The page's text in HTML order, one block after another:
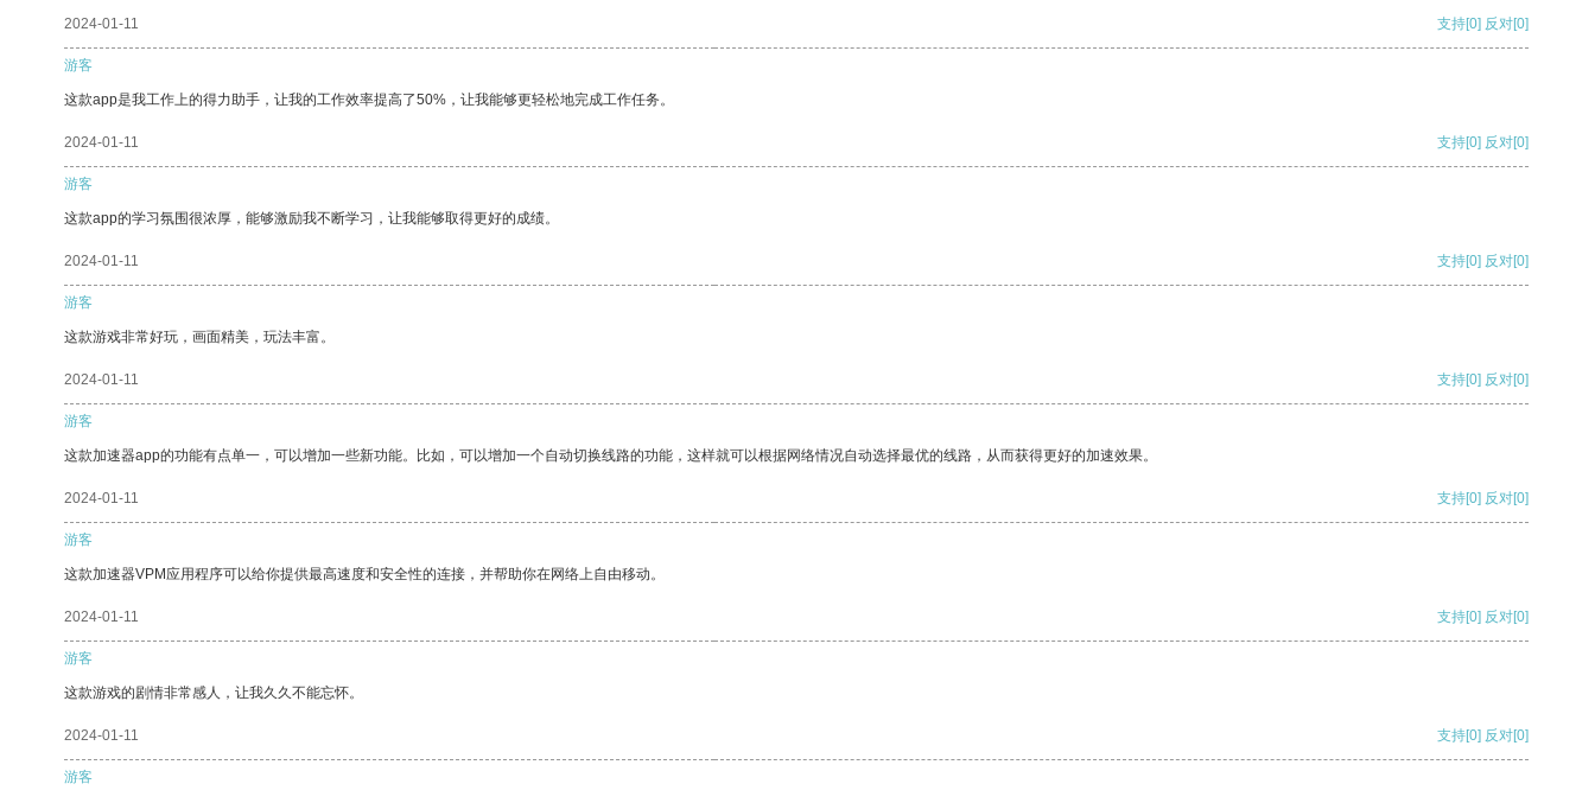
2024-01-11 支持[0] 反对[0]
游客
这款app是我工作上的得力助手，让我的工作效率提高了50%，让我能够更轻松地完成工作任务。
2024-01-11 支持[0] 反对[0]
游客
这款app的学习氛围很浓厚，能够激励我不断学习，让我能够取得更好的成绩。
2024-01-11 支持[0] 反对[0]
游客
这款游戏非常好玩，画面精美，玩法丰富。
2024-01-11 支持[0] 反对[0]
游客
这款加速器app的功能有点单一，可以增加一些新功能。比如，可以增加一个自动切换线路的功能，这样就可以根据网络情况自动选择最优的线路，从而获得更好的加速效果。
2024-01-11 支持[0] 反对[0]
游客
这款加速器VPM应用程序可以给你提供最高速度和安全性的连接，并帮助你在网络上自由移动。
2024-01-11 支持[0] 反对[0]
游客
这款游戏的剧情非常感人，让我久久不能忘怀。
2024-01-11 支持[0] 反对[0]
游客